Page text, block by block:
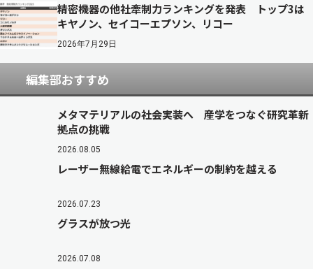
精密機器の他社牽制力ランキングを発表 トップ3は
キヤノン、セイコーエプソン、リコー
2026年7月29日
編集部おすすめ
メタマテリアルの社会実装へ 産学をつなぐ研究革新
拠点の挑戦
2026.08.05
レーザー無線給電でエネルギーの制約を越える
2026.07.23
グラスが放つ光
2026.07.08